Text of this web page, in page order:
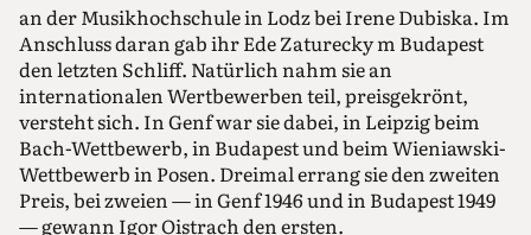
an der Musikhochschule in Lodz bei Irene Dubiska. Im
Anschluss daran gab ihr Ede Zaturecky m Budapest
den letzten Schliff. Natürlich nahm sie an
internationalen Wertbewerben teil, preisgekrönt,
versteht sich. In Genf war sie dabei, in Leipzig beim
Bach-Wettbewerb, in Budapest und beim Wieniawski-
Wettbewerb in Posen. Dreimal errang sie den zweiten
Preis, bei zweien — in Genf 1946 und in Budapest 1949
— gewann Igor Oistrach den ersten.